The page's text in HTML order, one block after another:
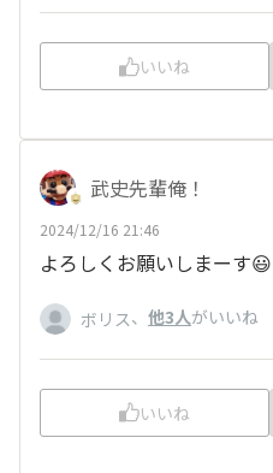
いいね
武史先輩俺！
2024/12/16 21:46
よろしくお願いしまーす😃
ボリス、 他3人がいいね
いいね